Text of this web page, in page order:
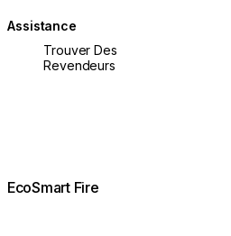
Assistance
Trouver Des
Revendeurs
EcoSmart Fire